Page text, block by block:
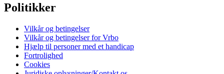
Politikker
Vilkår og betingelser
Vilkår og betingelser for Vrbo
Hjælp til personer med et handicap
Fortrolighed
Cookies